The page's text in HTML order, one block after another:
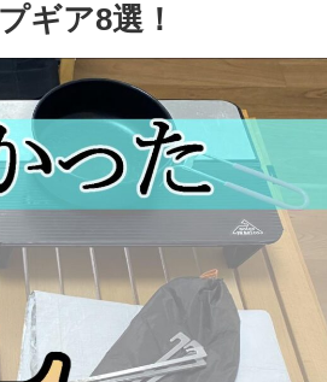
ギア8選！